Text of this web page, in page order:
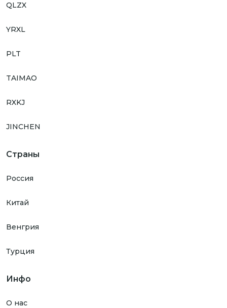
QLZX
YRXL
PLT
TAIMAO
RXKJ
JINCHEN
Страны
Россия
Китай
Венгрия
Турция
Инфо
О нас